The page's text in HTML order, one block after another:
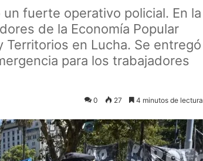
fuerte operativo policial. En la
de la Economía Popular
Territorios en Lucha. Se entregó
para los trabajadores
0 27 4 minutos de lectura